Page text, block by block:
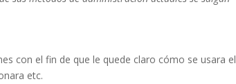
con el fin de que le quede claro cómo se usara el
etc.